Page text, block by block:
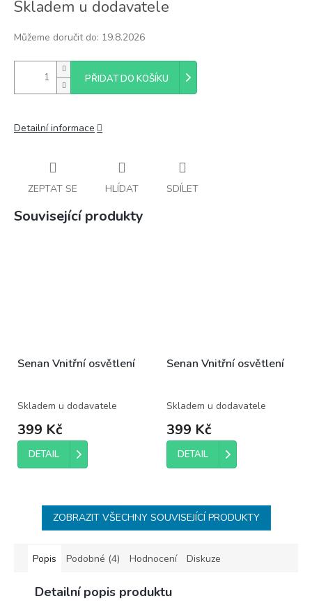
cena:
Skladem u dodavatele
Můžeme doručit do: 19.8.2026
PŘIDAT DO KOŠÍKU
Detailní informace
ZEPTAT SE HLÍDAT SDÍLET
Související produkty
Senan Vnitřní osvětlení
Skladem u dodavatele
399 Kč
DETAIL
Senan Vnitřní osvětlení
Skladem u dodavatele
399 Kč
DETAIL
ZOBRAZIT VŠECHNY SOUVISEJÍCÍ PRODUKTY
Popis Podobné (4) Hodnocení Diskuze
Detailní popis produktu